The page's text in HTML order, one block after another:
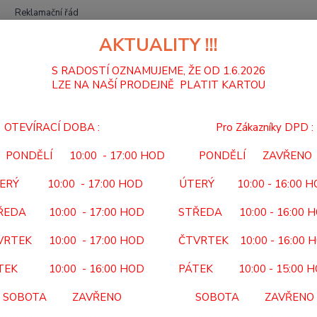
Reklamační řád
INVALIDNÍ ODLEHČENÝ 358-
Doprava ZDARMA
KÓD
94 cm
AKTUALITY !!!
S RADOSTÍ OZNAMUJEME, ŽE OD 1.6.2026
LZE NA NAŠÍ PRODEJNĚ PLATIT KARTOU
OTEVÍRACÍ DOBA : Pro Zákazníky DPD :
PONDĚLÍ 10:00 - 17:00 HOD PONDĚLÍ ZAVŘENO
10:00 - 17:00 HOD ÚTERÝ 10:00 - 16:00
10:00 - 17:00 HOD STŘEDA 10:00 - 16:00
10:00 - 17:00 HOD ČTVRTEK 10:00 - 16:00
10:00 - 16:00 HOD PÁTEK 10:00 - 15:00
SOBOTA ZAVŘENO SOBOTA ZAVŘENO